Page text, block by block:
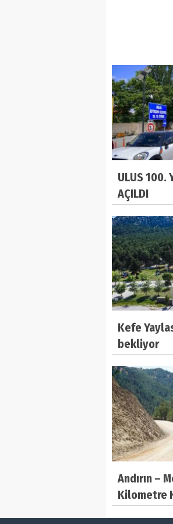
ULUS 100.
AÇILDI
Kefe
bekliyor
Andırın –
Kilometre